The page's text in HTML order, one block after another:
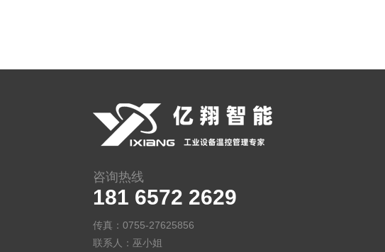
咨询热线
181 6572 2629
传真：0755-27625856
联系人：巫小姐